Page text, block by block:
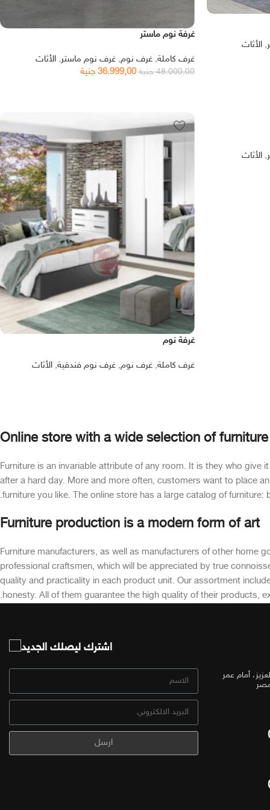
, الأثاث
غرفة نوم ماستر
غرف كاملة, غرف نوم, غرف نوم ماستر, الأثاث
48.000,00 جنية 36.999,00 جنية
, الأثاث
غرفة نوم
غرف كاملة, غرف نوم, غرف نوم فندقية, الأثاث
Online store with a wide selection of
Furniture is an invariable attribute of any room. It is they who
after a hard day. More and more often, customers want to place
furniture you like. The online store has a large catalog of furniture:
Furniture production is a modern form of art
Furniture manufacturers, as well as manufacturers of other
professional craftsmen, which will be appreciated by true
quality and practicality in each product unit. Our assortment
honesty. All of them guarantee the high quality of their products,
أمام عمر
اشترك ليصلك الجديد
ارسل